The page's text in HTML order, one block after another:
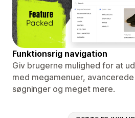
Funktionsrig navigation
Giv brugerne mulighed for at
med megamenuer,
søgninger og meget mere.